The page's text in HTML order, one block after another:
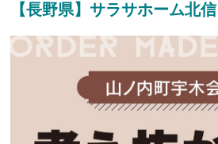
【長野県】サラサホーム北信